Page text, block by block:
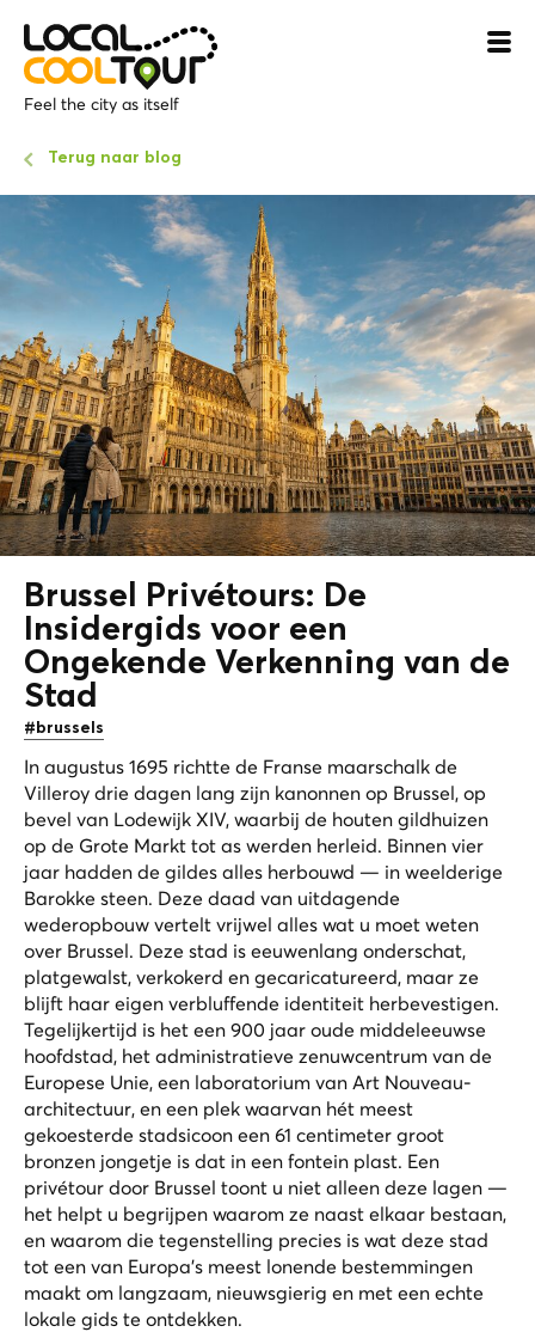
Feel the city as itself
Terug naar blog
Brussel Privétours: De
Insidergids voor een
Ongekende Verkenning van de
Stad
#brussels
In augustus 1695 richtte de Franse maarschalk de
Villeroy drie dagen lang zijn kanonnen op Brussel, op
bevel van Lodewijk XIV, waarbij de houten gildhuizen
op de Grote Markt tot as werden herleid. Binnen vier
jaar hadden de gildes alles herbouwd — in weelderige
Barokke steen. Deze daad van uitdagende
wederopbouw vertelt vrijwel alles wat u moet weten
over Brussel. Deze stad is eeuwenlang onderschat,
platgewalst, verkokerd en gecaricatureerd, maar ze
blijft haar eigen verbluffende identiteit herbevestigen.
Tegelijkertijd is het een 900 jaar oude middeleeuwse
hoofdstad, het administratieve zenuwcentrum van de
Europese Unie, een laboratorium van Art Nouveau-
architectuur, en een plek waarvan hét meest
gekoesterde stadsicoon een 61 centimeter groot
bronzen jongetje is dat in een fontein plast. Een
privétour door Brussel toont u niet alleen deze lagen —
het helpt u begrijpen waarom ze naast elkaar bestaan,
en waarom die tegenstelling precies is wat deze stad
tot een van Europa's meest lonende bestemmingen
maakt om langzaam, nieuwsgierig en met een echte
lokale gids te ontdekken.